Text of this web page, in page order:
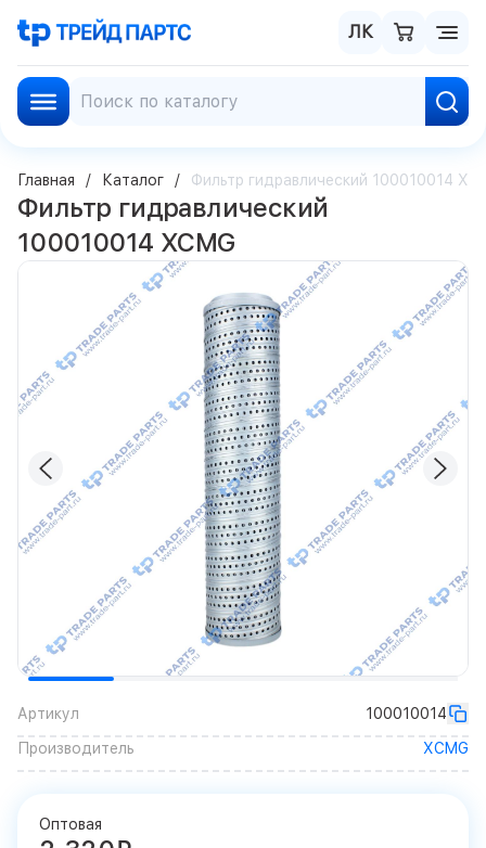
ЛК
Главная Каталог Фильтр гидравлический 100010014
Фильтр гидравлический
100010014 XCMG
Артикул
100010014
Производитель
XCMG
Оптовая